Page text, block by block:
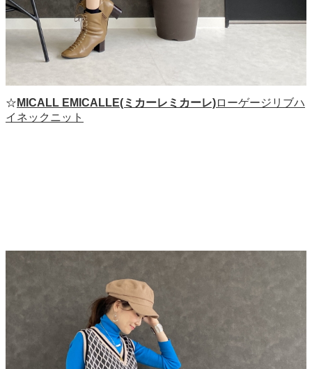
☆ MICALL EMICALLE(ミカーレミカーレ)ローゲージリブハ
イネックニット